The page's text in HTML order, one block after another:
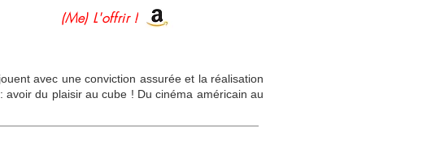
(Me) L'offrir !
avec une conviction assurée et la réalisation
du plaisir au cube ! Du cinéma américain au